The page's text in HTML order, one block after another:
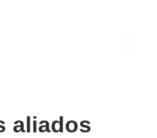
aliados